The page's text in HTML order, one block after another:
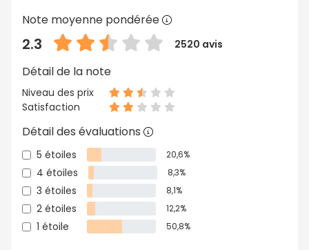
Note moyenne pondérée
2.3 2520 avis
Détail de la note
Niveau des prix
Satisfaction
Détail des évaluations
5 étoiles 20,6%
4 étoiles 8,3%
3 étoiles 8,1%
2 étoiles 12,2%
1 étoile 50,8%